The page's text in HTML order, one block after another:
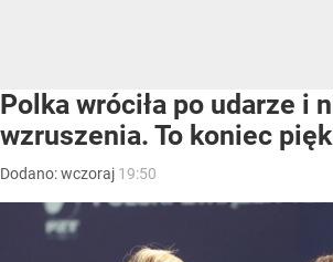
Polka wróciła po udarze i
wzruszenia. To koniec
Dodano:wczoraj 19:50